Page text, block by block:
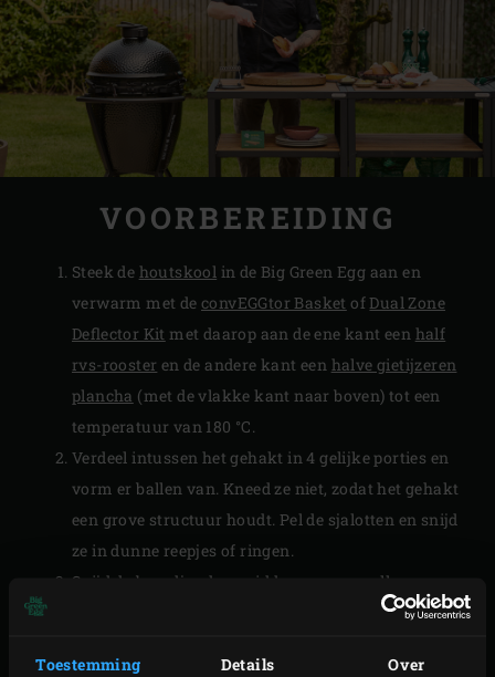
Toestemming Details Over
VOORBEREIDING
Steek de houtskool in de Big Green Egg aan en
verwarm met deconvEGGtor Basket ofDual Zone
Deflector Kit met daarop aan de ene kant een half
rvs-rooster en de andere kant een halve gietijzeren
plancha (met de vlakke kant naar boven) tot een
temperatuur van 180 °C.
Verdeel intussen het gehakt in 4 gelijke porties en
vorm er ballen van. Kneed ze niet, zodat het gehakt
een grove structuur houdt. Pel de sjalotten en snijd
ze in dunne reepjes of ringen.
Snijd de broodjes doormidden en meng alle